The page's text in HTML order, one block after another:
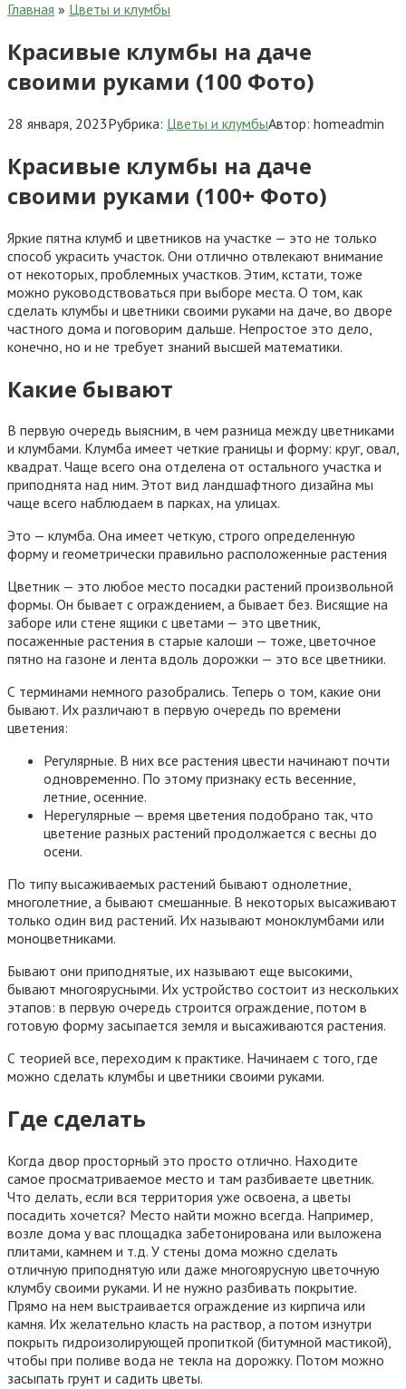
Главная » Цветы и клумбы
Красивые клумбы на даче
своими руками (100 Фото)
28 января, 2023Рубрика: Цветы и клумбыАвтор: homeadmin
Красивые клумбы на даче
своими руками (100+ Фото)
Яркие пятна клумб и цветников на участке — это не только
способ украсить участок. Они отлично отвлекают внимание
от некоторых, проблемных участков. Этим, кстати, тоже
можно руководствоваться при выборе места. О том, как
сделать клумбы и цветники своими руками на даче, во дворе
частного дома и поговорим дальше. Непростое это дело,
конечно, но и не требует знаний высшей математики.
Какие бывают
В первую очередь выясним, в чем разница между цветниками
и клумбами. Клумба имеет четкие границы и форму: круг, овал,
квадрат. Чаще всего она отделена от остального участка и
приподнята над ним. Этот вид ландшафтного дизайна мы
чаще всего наблюдаем в парках, на улицах.
Это — клумба. Она имеет четкую, строго определенную
форму и геометрически правильно расположенные растения
Цветник — это любое место посадки растений произвольной
формы. Он бывает с ограждением, а бывает без. Висящие на
заборе или стене ящики с цветами — это цветник,
посаженные растения в старые калоши — тоже, цветочное
пятно на газоне и лента вдоль дорожки — это все цветники.
С терминами немного разобрались. Теперь о том, какие они
бывают. Их различают в первую очередь по времени
цветения:
Регулярные. В них все растения цвести начинают почти
одновременно. По этому признаку есть весенние,
летние, осенние.
Нерегулярные — время цветения подобрано так, что
цветение разных растений продолжается с весны до
осени.
По типу высаживаемых растений бывают однолетние,
многолетние, а бывают смешанные. В некоторых высаживают
только один вид растений. Их называют моноклумбами или
моноцветниками.
Бывают они приподнятые, их называют еще высокими,
бывают многоярусными. Их устройство состоит из нескольких
этапов: в первую очередь строится ограждение, потом в
готовую форму засыпается земля и высаживаются растения.
С теорией все, переходим к практике. Начинаем с того, где
можно сделать клумбы и цветники своими руками.
Где сделать
Когда двор просторный это просто отлично. Находите
самое просматриваемое место и там разбиваете цветник.
Что делать, если вся территория уже освоена, а цветы
посадить хочется? Место найти можно всегда. Например,
возле дома у вас площадка забетонирована или выложена
плитами, камнем и т.д. У стены дома можно сделать
отличную приподнятую или даже многоярусную цветочную
клумбу своими руками. И не нужно разбивать покрытие.
Прямо на нем выстраивается ограждение из кирпича или
камня. Их желательно класть на раствор, а потом изнутри
покрыть гидроизолирующей пропиткой (битумной мастикой),
чтобы при поливе вода не текла на дорожку. Потом можно
засыпать грунт и садить цветы.